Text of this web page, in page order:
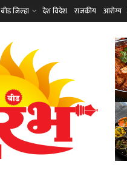
बीड जिल्हा देश विदेश राजकीय आरोग्य